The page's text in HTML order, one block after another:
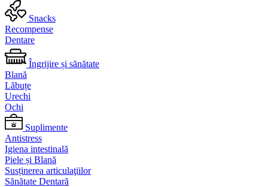
Snacks
Recompense
Dentare
Îngrijire și sănătate
Blană
Lăbuțe
Urechi
Ochi
Suplimente
Antistress
Igiena intestinală
Piele și Blană
Susținerea articulaţiilor
Sănătate Dentară